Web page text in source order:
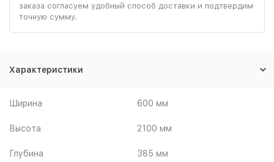
заказа согласуем удобный способ доставки и подтвердим
точную сумму.
Характеристики
Ширина 600 мм
Высота 2100 мм
Глубина 385 мм